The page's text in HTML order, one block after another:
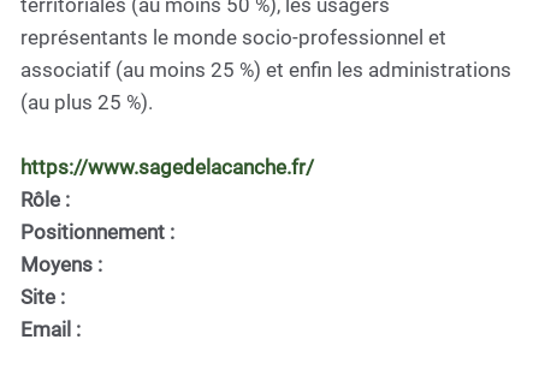
territoriales (au moins 50 %), les usagers
représentants le monde socio-professionnel et
associatif (au moins 25 %) et enfin les administrations
(au plus 25 %).
https://www.sagedelacanche.fr/
Rôle :
Positionnement :
Moyens :
Site :
Email :